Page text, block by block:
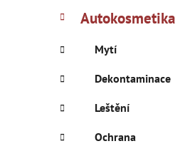
P
s
r
a
n
Přeskočit
kategorie
K
a
e
g
o
r
e
Autokosmetika
Mytí
Dekontaminace
Leštění
Ochrana